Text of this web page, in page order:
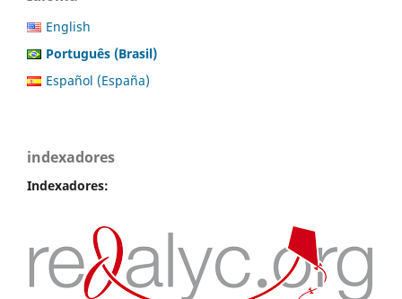
English
Português (Brasil)
Español (España)
indexadores
Indexadores: